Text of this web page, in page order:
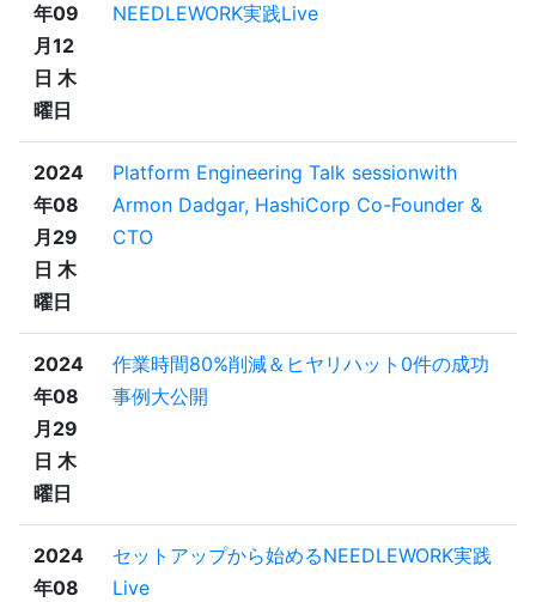
年09
月12
日 木
曜日
NEEDLEWORK実践Live
2024
年08
月29
日 木
曜日
Platform Engineering Talk sessionwith
Armon Dadgar, HashiCorp Co-Founder &
CTO
2024
年08
月29
日 木
曜日
作業時間80%削減＆ヒヤリハット0件の成功
事例大公開
2024
年08
セットアップから始めるNEEDLEWORK実践
Live